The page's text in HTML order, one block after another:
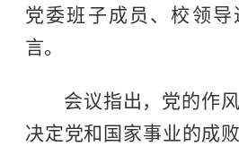
党委班子成员、校领
言。
会议指出，党的作
决定党和国家事业的成